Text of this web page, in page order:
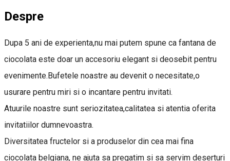
Despre
Dupa 5 ani de experienta,nu mai putem spune ca fantana de
ciocolata este doar un accesoriu elegant si deosebit pentru
evenimente.Bufetele noastre au devenit o necesitate,o
usurare pentru miri si o incantare pentru invitati.
Atuurile noastre sunt seriozitatea,calitatea si atentia oferita
invitatiilor dumnevoastra.
Diversitatea fructelor si a produselor din cea mai fina
ciocolata belgiana, ne ajuta sa pregatim si sa servim deserturi